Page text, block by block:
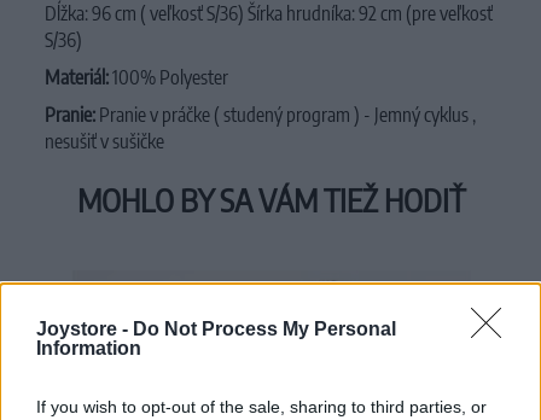
Joystore - Do Not Process My Personal
Information
If you wish to opt-out of the sale, sharing to third parties, or
Dĺžka: 96 cm ( veľkosť S/36) Šírka hrudníka: 92 cm (pre veľkosť
S/36)
Materiál:100% Polyester
Pranie: Pranie v práčke ( studený program ) - Jemný cyklus ,
nesušiť v sušičke
MOHLO BY SA VÁM TIEŽ HODIŤ